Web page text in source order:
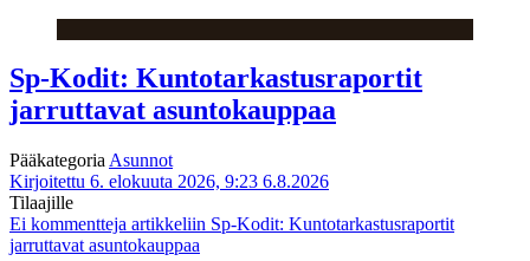
Sp-Kodit: Kuntotarkastusraportit
jarruttavat asuntokauppaa
Pääkategoria Asunnot
Kirjoitettu 6. elokuuta 2026, 9:23 6.8.2026
Tilaajille
Ei kommentteja artikkeliin Sp-Kodit: Kuntotarkastusraportit
jarruttavat asuntokauppaa